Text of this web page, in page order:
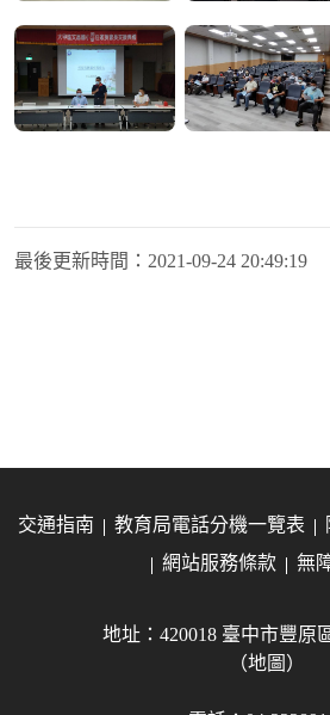
最後更新時間： 2021-09-24 20:49:19
交通指南 教育局電話分機一覽表
網站服務條款
無
地址：420018 臺中市豐原
（地圖）